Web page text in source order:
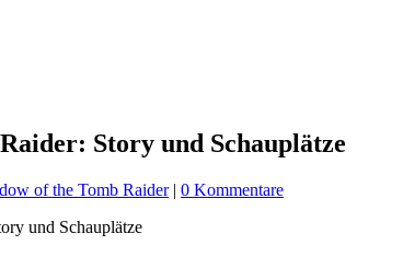
Story und Schauplätze
of the Tomb Raider| 0 Kommentare